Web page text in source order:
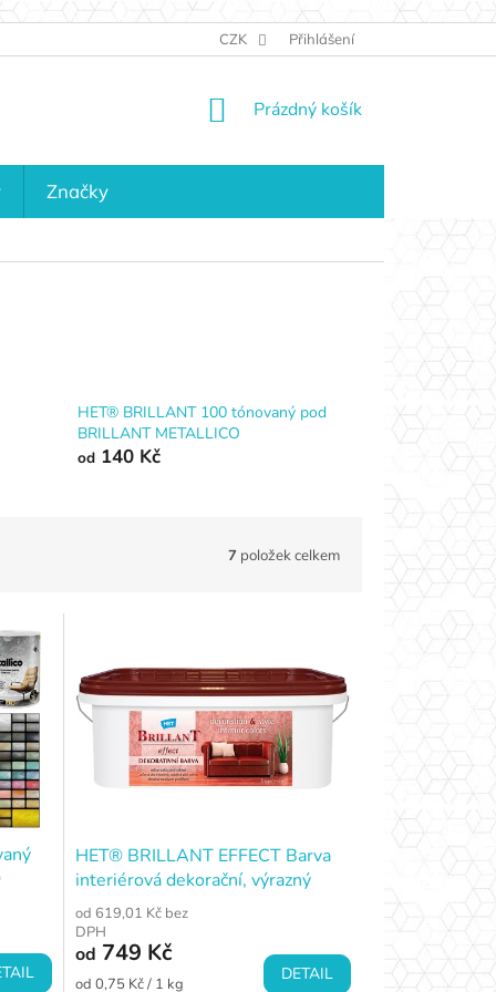
KONTAKTY KDO JSME?
CZK Přihlášení
NÁKUPNÍ
Prázdný košík
Značky
HET® BRILLANT 100 tónovaný pod
BRILLANT METALLICO
od140 Kč
7 položek celkem
HET® BRILLANT EFFECT Barva
interiérová dekorační, výrazný
vzhledový efekt, bílá
od 619,01 Kč bez
DPH
od 749 Kč
Měrná
od 0,75 Kč / 1 kg DETAIL